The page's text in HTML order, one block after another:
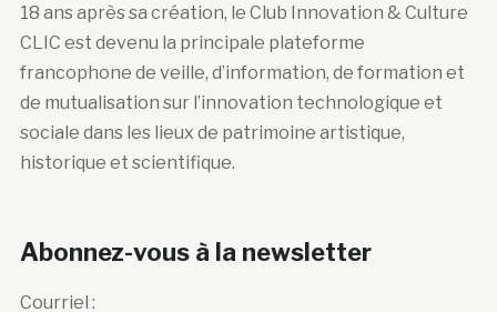
18 ans après sa création, le Club Innovation & Culture
CLIC est devenu la principale plateforme
francophone de veille, d’information, de formation et
de mutualisation sur l’innovation technologique et
sociale dans les lieux de patrimoine artistique,
historique et scientifique.
Abonnez-vous à la newsletter
Courriel :